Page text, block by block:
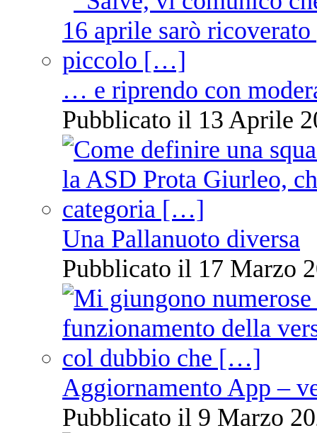
… e riprendo con
Pubblicato il 13 Aprile
Una Pallanuoto diversa
Pubblicato il 17 Marzo
Aggiornamento App –
Pubblicato il 9 Marzo